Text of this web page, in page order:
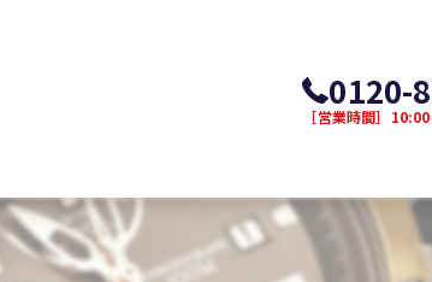
0120-
［営業時間］